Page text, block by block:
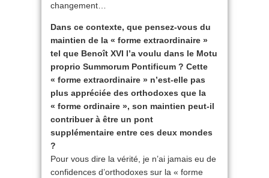
changement…
Dans ce contexte, que pensez-vous du
maintien de la « forme extraordinaire »
tel que Benoît XVI l’a voulu dans le Motu
proprio Summorum Pontificum ? Cette
« forme extraordinaire » n’est-elle pas
plus appréciée des orthodoxes que la
« forme ordinaire », son maintien peut-il
contribuer à être un pont
supplémentaire entre ces deux mondes
?
Pour vous dire la vérité, je n’ai jamais eu de
confidences d’orthodoxes sur la « forme